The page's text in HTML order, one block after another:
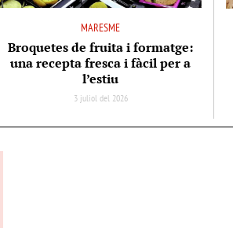
MARESME
Broquetes de fruita i formatge:
una recepta fresca i fàcil per a
l’estiu
3 juliol del 2026